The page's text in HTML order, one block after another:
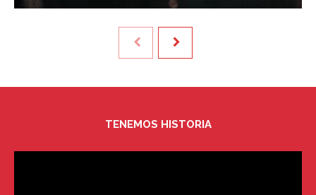
TENEMOS HISTORIA